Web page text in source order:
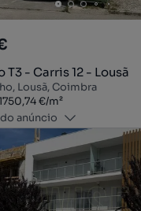
- Carris 12 - Lousã
Lousã, Coimbra
quadrado
€/m²
anúncio